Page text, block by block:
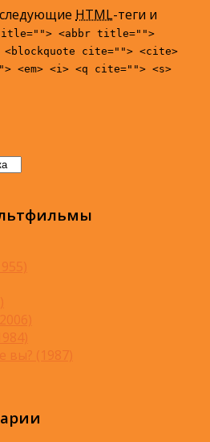
HTML-теги и
<abbr title="">
<blockquote cite=""> <cite>
<em> <i> <q cite=""> <s>
вы? (1987)